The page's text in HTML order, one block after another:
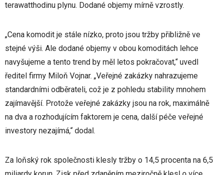
terawatthodinu plynu. Dodané objemy mírně vzrostly.
„Cena komodit je stále nízko, proto jsou tržby přibližně ve
stejné výši. Ale dodané objemy v obou komoditách lehce
navyšujeme a tento trend by měl letos pokračovat,“ uvedl
ředitel firmy Miloň Vojnar. „Veřejné zakázky nahrazujeme
standardními odběrateli, což je z pohledu stability mnohem
zajímavější. Protože veřejné zakázky jsou na rok, maximálně
na dva a rozhodujícím faktorem je cena, další péče veřejné
investory nezajímá,“ dodal.
Za loňský rok společnosti klesly tržby o 14,5 procenta na 6,5